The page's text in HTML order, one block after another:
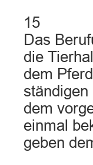
15
Das
die
dem
dem
einmal
geben